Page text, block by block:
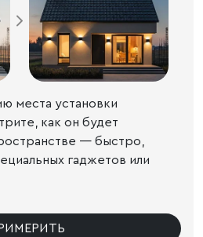
места установки
как он будет
— быстро,
гаджетов или